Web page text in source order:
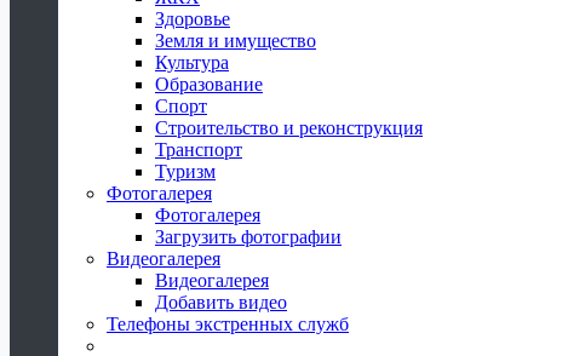
Здоровье
Земля и имущество
Культура
Образование
Спорт
Строительство и реконструкция
Транспорт
Туризм
Фотогалерея
Фотогалерея
Загрузить фотографии
Видеогалерея
Видеогалерея
Добавить видео
Телефоны экстренных служб